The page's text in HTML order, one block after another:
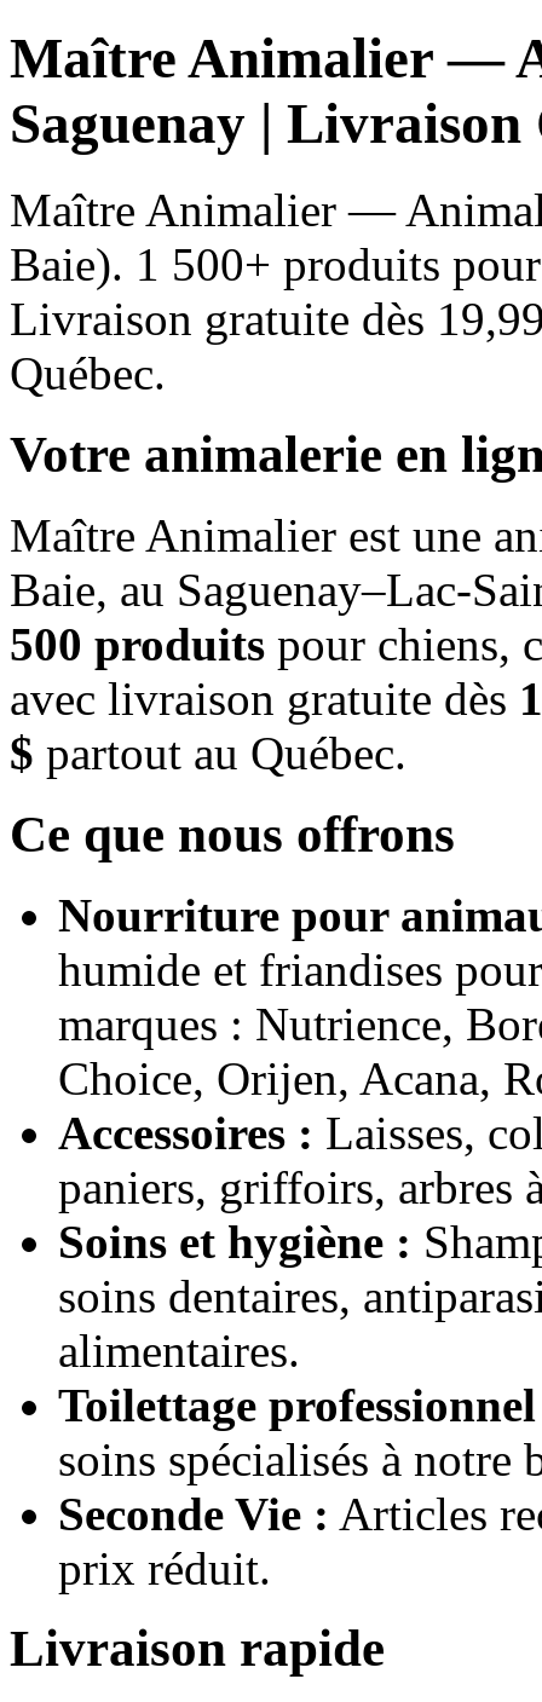
Maître Animalier —
Saguenay | Livraison
Maître Animalier —
Baie). 1 500+ produits
Livraison gratuite dès
Québec.
Votre animalerie en
Maître Animalier est une
Baie, au Saguenay–Lac-
500 produits pour chiens,
avec livraison gratuite dès
$ partout au Québec.
Ce que nous offrons
Nourriture pour
humide et friandises
marques : Nutrience,
Choice, Orijen, Acana,
Accessoires : Laisses,
paniers, griffoirs, arbres
Soins et hygiène :
soins dentaires,
alimentaires.
Toilettage
soins spécialisés à notre
Seconde Vie : Articles
prix réduit.
Livraison rapide